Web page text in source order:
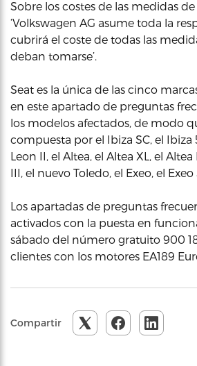
Sobre los costes de las medidas
‘Volkswagen AG asume toda la
cubrirá el coste de todas las
deban tomarse’.
Seat es la única de las cinco
en este apartado de preguntas
los modelos afectados, de modo
compuesta por el Ibiza SC, el Ibiza
Leon II, el Altea, el Altea XL, el
III, el nuevo Toledo, el Exeo, el
Los apartadas de preguntas
activados con la puesta en
sábado del número gratuito 900
clientes con los motores EA189
Compartir